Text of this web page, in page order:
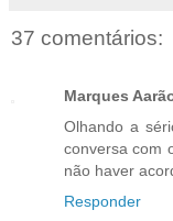
37 comentários:
Marques
Olhando a
conversa com
não haver
Responder